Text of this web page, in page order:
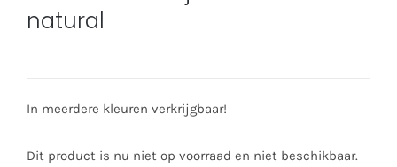
natural
In meerdere kleuren verkrijgbaar!
Dit product is nu niet op voorraad en niet beschikbaar.